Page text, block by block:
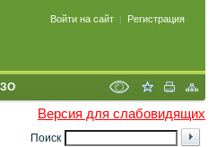
Войти на сайт | Регистрация
Версия для слабовидящих
Поиск